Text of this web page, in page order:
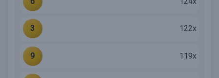
3 122x
9 119x